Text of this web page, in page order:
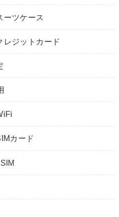
ーツケース
レジットカード
カード